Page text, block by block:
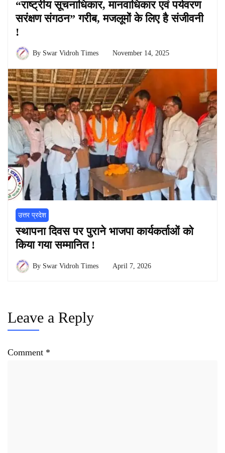
“राष्ट्रीय सूचनाधिकार, मानवाधिकार एवं पर्यवरण
सरंक्षण संगठन” गरीब, मजलूमों के लिए है संजीवनी
!
By Swar Vidroh Times November 14, 2025
उत्तर प्रदेश
स्थापना दिवस पर पुराने भाजपा कार्यकर्ताओं को
किया गया सम्मानित !
By Swar Vidroh Times April 7, 2026
Leave a Reply
Comment *